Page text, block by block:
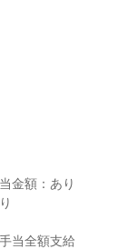
金額：あり
当全額支給